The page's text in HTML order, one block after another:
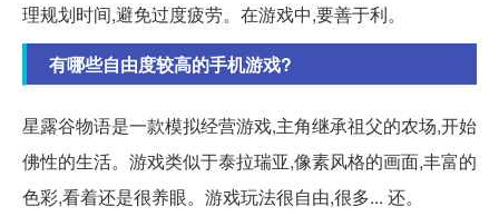
理规划时间,避免过度疲劳。在游戏中,要善于利。
有哪些自由度较高的手机游戏?
星露谷物语是一款模拟经营游戏,主角继承祖父的农场,开始
佛性的生活。游戏类似于泰拉瑞亚,像素风格的画面,丰富的
色彩,看着还是很养眼。游戏玩法很自由,很多... 还。